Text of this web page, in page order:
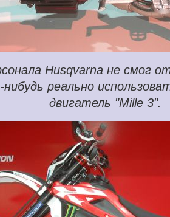
Husqvarna не смог
реально
двигатель "Mille 3".